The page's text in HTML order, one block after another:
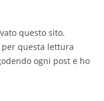
questo sito.
questa lettura
ogni post e ho